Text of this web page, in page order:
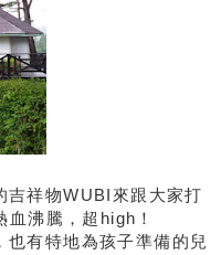
吉祥物WUBI來跟大家打
沸騰，超high！
有特地為孩子準備的兒